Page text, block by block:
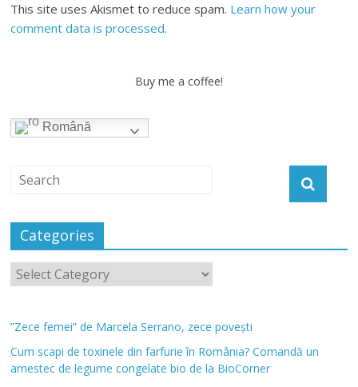
This site uses Akismet to reduce spam. Learn how your
comment data is processed.
Buy me a coffee!
Română
Categories
”Zece femei” de Marcela Serrano, zece povești
Cum scapi de toxinele din farfurie în România? Comandă un
amestec de legume congelate bio de la BioCorner